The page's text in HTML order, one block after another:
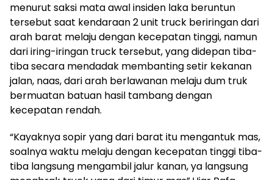
menurut saksi mata awal insiden laka beruntun
tersebut saat kendaraan 2 unit truck beriringan dari
arah barat melaju dengan kecepatan tinggi, namun
dari iring-iringan truck tersebut, yang didepan tiba-
tiba secara mendadak membanting setir kekanan
jalan, naas, dari arah berlawanan melaju dum truk
bermuatan batuan hasil tambang dengan
kecepatan rendah.
“Kayaknya sopir yang dari barat itu mengantuk mas,
soalnya waktu melaju dengan kecepatan tinggi tiba-
tiba langsung mengambil jalur kanan, ya langsung